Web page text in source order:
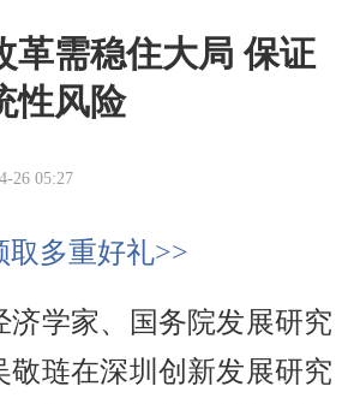
革需稳住大局 保证
性风险
26 05:27
取多重好礼>>
济学家、国务院发展研究
敬琏在深圳创新发展研究